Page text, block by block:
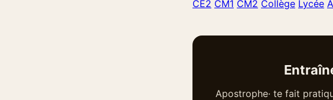
CE2 CM1 CM2 Collège Lycée
Apostrophe· te fait